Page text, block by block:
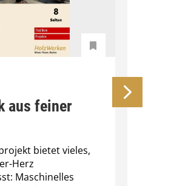
aus feiner
bietet vieles,
Herz
Maschinelles